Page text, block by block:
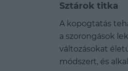
Sztárok titka
A kopogtatás
a szorongások
változásokat
módszert, és